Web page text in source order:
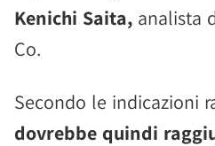
Kenichi Saita, analista
Co.
Secondo le indicazioni
dovrebbe quindi